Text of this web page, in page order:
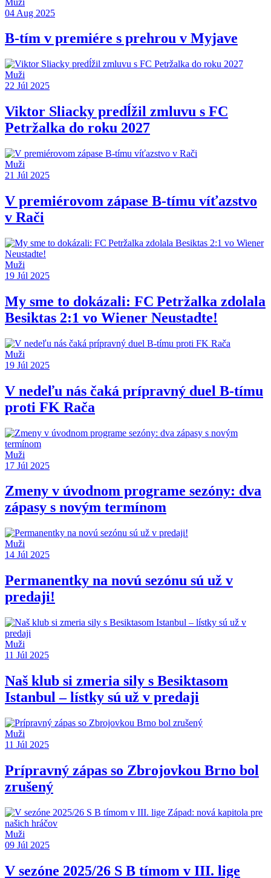
04 Aug 2025
B-tím v premiére s prehrou v Myjave
Muži
22 Júl 2025
Viktor Sliacky predĺžil zmluvu s FC
Petržalka do roku 2027
Muži
21 Júl 2025
V premiérovom zápase B-tímu víťazstvo
v Rači
Muži
19 Júl 2025
My sme to dokázali: FC Petržalka zdolala
Besiktas 2:1 vo Wiener Neustadte!
Muži
19 Júl 2025
V nedeľu nás čaká prípravný duel B-tímu
proti FK Rača
Muži
17 Júl 2025
Zmeny v úvodnom programe sezóny: dva
zápasy s novým termínom
Muži
14 Júl 2025
Permanentky na novú sezónu sú už v
predaji!
Muži
11 Júl 2025
Naš klub si zmeria sily s Besiktasom
Istanbul – lístky sú už v predaji
Muži
11 Júl 2025
Prípravný zápas so Zbrojovkou Brno bol
zrušený
Muži
09 Júl 2025
V sezóne 2025/26 S B tímom v III. lige